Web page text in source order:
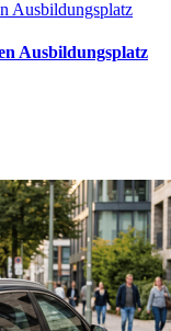
Ausbildungsplatz